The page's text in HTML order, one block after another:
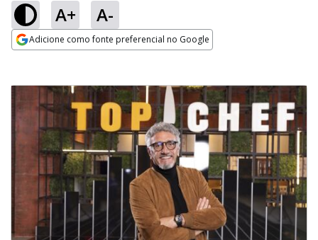
A+ A-
Adicione como fonte preferencial no Google